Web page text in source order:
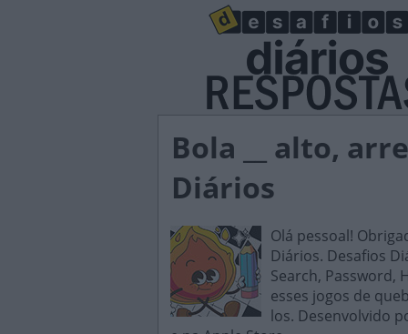
Bola __ alto,
Diários
Olá pessoal!
Diários. Desafios
Search, Password,
esses jogos de
los. Desenvolvido